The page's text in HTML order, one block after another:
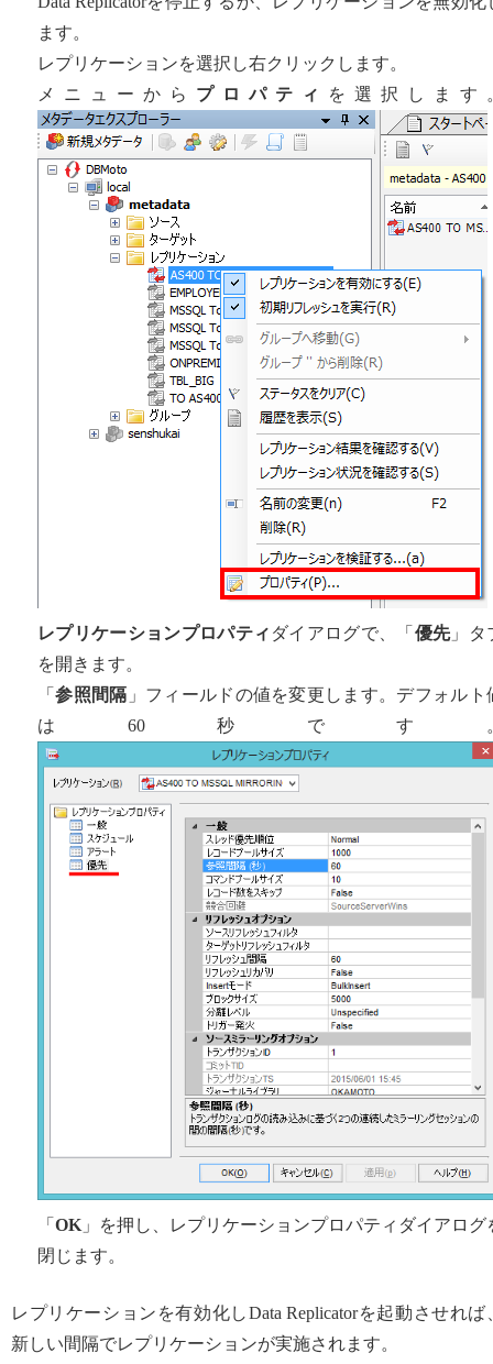
ます。
レプリケーションを選択し右クリックします。
メニューから プロパティ を選択します
レプリケーションプロパティ ダイアログで、「 優先」タ
を開きます。
「参照間隔 」フィールドの値を変更します。デフォルト
は60秒です
「 OK 」を押し、レプリケーションプロパティダイアログ
閉じます。
レプリケーションを有効化しData Replicatorを起動させれば
新しい間隔でレプリケーションが実施されます。